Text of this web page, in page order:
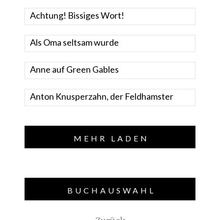
Achtung! Bissiges Wort!
Als Oma seltsam wurde
Anne auf Green Gables
Anton Knusperzahn, der Feldhamster
MEHR LADEN
BUCHAUSWAHL